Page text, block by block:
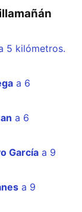
5 kilómetros.
a 6
a 6
García a 9
a 9